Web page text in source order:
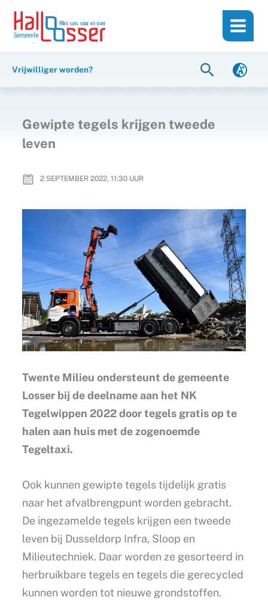
inhoud
naar
Vrijwilliger worden? Zoeken
Gewipte tegels krijgen tweede
leven
2 SEPTEMBER 2022, 11:30UUR
Twente Milieu ondersteunt de gemeente
Losser bij de deelname aan het NK
Tegelwippen 2022 door tegels gratis op te
halen aan huis met de zogenoemde
Tegeltaxi.
Ook kunnen gewipte tegels tijdelijk gratis
naar het afvalbrengpunt worden gebracht.
De ingezamelde tegels krijgen een tweede
leven bij Dusseldorp Infra, Sloop en
Milieutechniek. Daar worden ze gesorteerd in
herbruikbare tegels en tegels die gerecycled
kunnen worden tot nieuwe grondstoffen.